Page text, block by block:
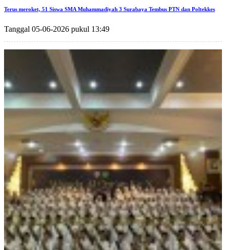
Terus meroket, 51 Siswa SMA Muhammadiyah 3 Surabaya Tembus PTN dan Poltekkes
Tanggal 05-06-2026 pukul 13:49